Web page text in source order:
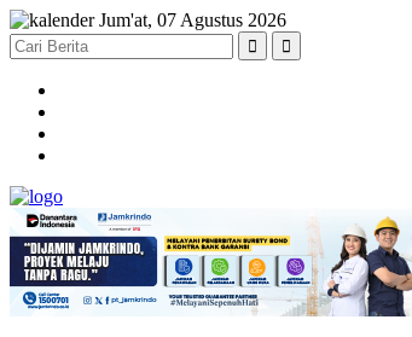
Jum'at, 07 Agustus 2026